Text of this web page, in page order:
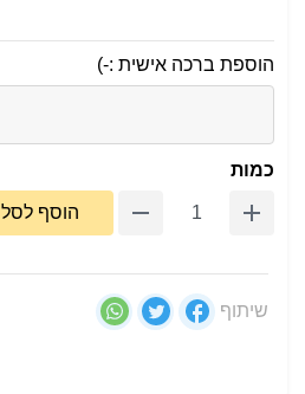
הוספת ברכה אישית :-)
כמות
הוסף לסל
שיתוף